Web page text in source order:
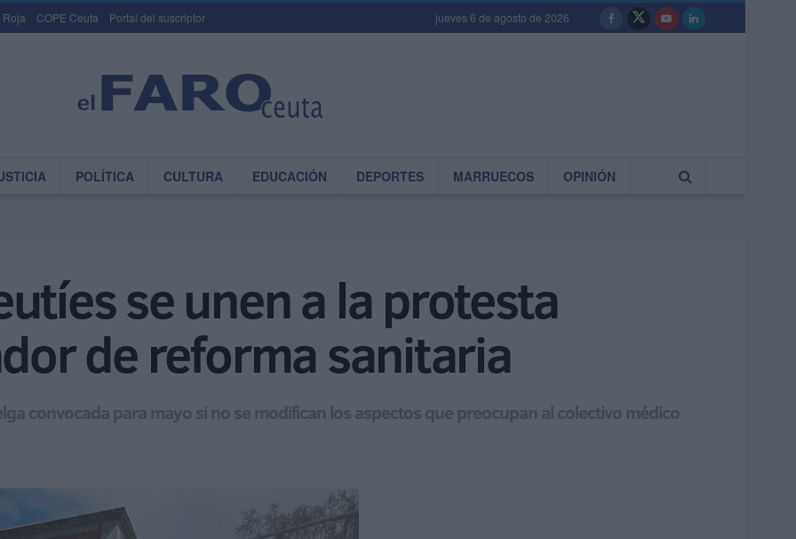
Roja COPE Ceuta Portal del suscriptor jueves 6 de agosto de 2026
POLÍTICA CULTURA EDUCACIÓN DEPORTES MARRUECOS OPINIÓN
se unen a la protesta
de reforma sanitaria
convocada para mayo si no se modifican los aspectos que preocupan al colectivo médico